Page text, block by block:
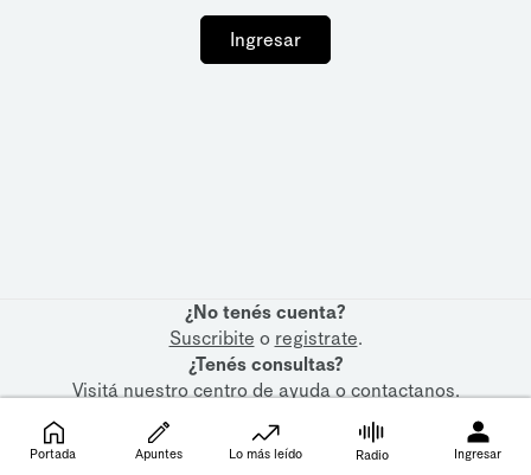
Ingresar
¿No tenés cuenta?
Suscribite o registrate.
¿Tenés consultas?
Visitá nuestrocentro de ayudaocontactanos.
Portada Apuntes Lo más leído Radio Ingresar